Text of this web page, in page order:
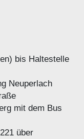
bis Haltestelle
Neuperlach
mit dem Bus
über